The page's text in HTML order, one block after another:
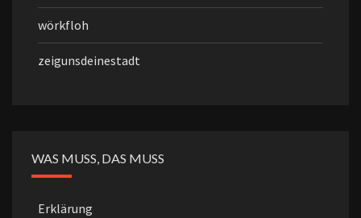
wörkfloh
zeigunsdeinestadt
WAS MUSS, DAS MUSS
Erklärung